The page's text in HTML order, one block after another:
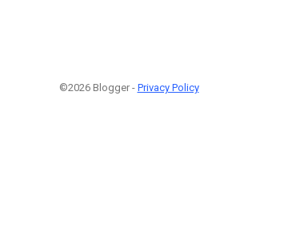
©2026 Blogger - Privacy Policy